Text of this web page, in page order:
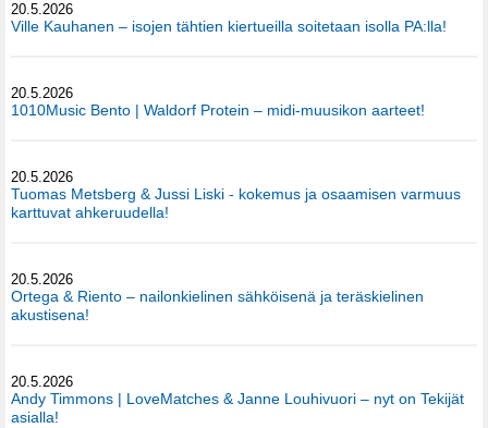
20.5.2026
Ville Kauhanen – isojen tähtien kiertueilla soitetaan isolla PA:lla!
20.5.2026
1010Music Bento | Waldorf Protein – midi-muusikon aarteet!
20.5.2026
Tuomas Metsberg & Jussi Liski - kokemus ja osaamisen varmuus
karttuvat ahkeruudella!
20.5.2026
Ortega & Riento – nailonkielinen sähköisenä ja teräskielinen
akustisena!
20.5.2026
Andy Timmons | LoveMatches & Janne Louhivuori – nyt on Tekijät
asialla!